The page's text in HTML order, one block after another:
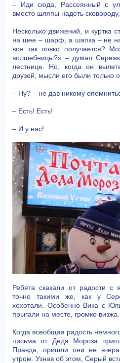
– Иди сюда, Рассеянный с
вместо шляпы надеть
Несколько движений, и куртка
на шее – шарф, а шапка – не
все так ловко получается?
волшебницы?» – думал
лестнице. Но, когда он
друзей, мысли его были только
– Ну? – не дав никому
– Есть! Есть!
– И у нас!
Ребята скакали от радости с
точно такими же, как у
хохотали. Особенно Вика с
прыгали на месте, громко визжа.
Когда всеобщая радость
письма от Деда Мороза
Правда, пришли они не
утром. Узнав об этом, Серый